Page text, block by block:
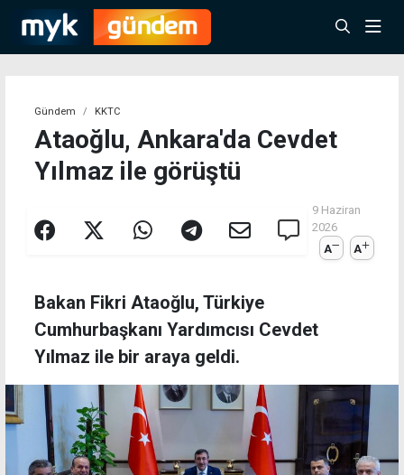
Gündem KKTC
Ataoğlu, Ankara'da Cevdet
Yılmaz ile görüştü
9 Haziran
2026
A
A
Bakan Fikri Ataoğlu, Türkiye
Cumhurbaşkanı Yardımcısı Cevdet
Yılmaz ile bir araya geldi.